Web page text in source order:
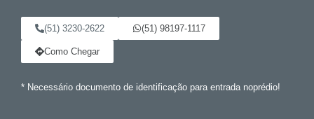
(51) 3230-2622 (51) 98197-1117
Como Chegar
* Necessário documento de identificação para entrada noprédio!